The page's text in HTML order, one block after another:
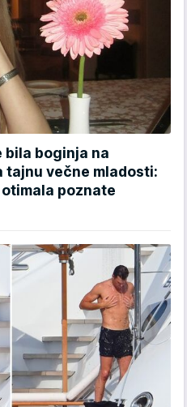
bila boginja na
večne mladosti:
poznate